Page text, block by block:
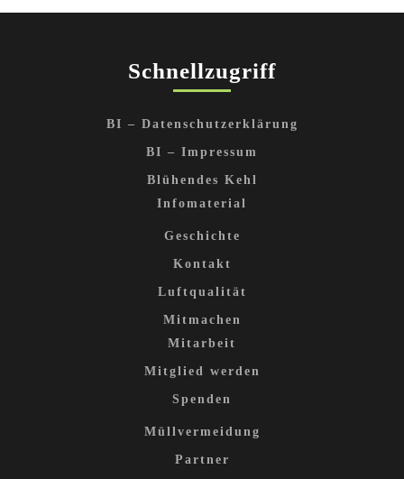
Schnellzugriff
BI – Datenschutzerklärung
BI – Impressum
Blühendes Kehl
Infomaterial
Geschichte
Kontakt
Luftqualität
Mitmachen
Mitarbeit
Mitglied werden
Spenden
Müllvermeidung
Partner